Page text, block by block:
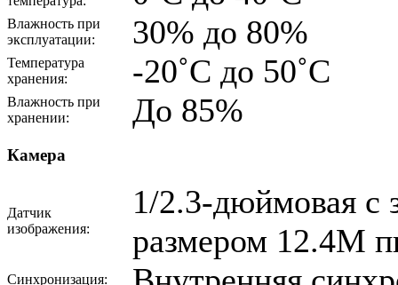
Влажность при
эксплуатации:
30% до 80%
Температура
хранения:
-20˚C до 50˚C
Влажность при
хранении:
До 85%
Камера
Датчик
изображения:
1/2.3-дюймовая с
размером 12.4M
Синхронизация: